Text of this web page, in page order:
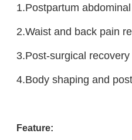
1.Postpartum
2.Waist and back pain
3.Post-surgical recovery
4.Body shaping and
Feature: